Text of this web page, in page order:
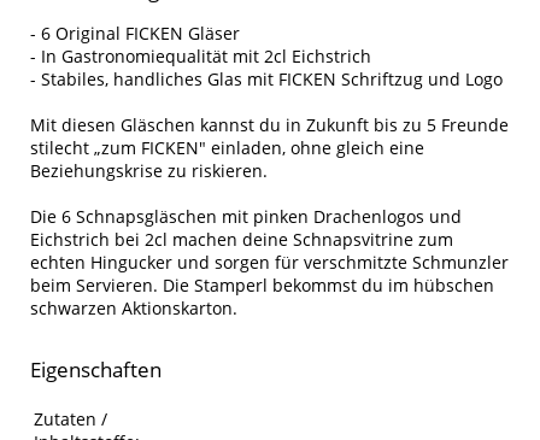
- 6 Original FICKEN Gläser
- In Gastronomiequalität mit 2cl Eichstrich
- Stabiles, handliches Glas mit FICKEN Schriftzug und Logo
Mit diesen Gläschen kannst du in Zukunft bis zu 5 Freunde
stilecht „zum FICKEN" einladen, ohne gleich eine
Beziehungskrise zu riskieren.
Die 6 Schnapsgläschen mit pinken Drachenlogos und
Eichstrich bei 2cl machen deine Schnapsvitrine zum
echten Hingucker und sorgen für verschmitzte Schmunzler
beim Servieren. Die Stamperl bekommst du im hübschen
schwarzen Aktionskarton.
Eigenschaften
Eigenschaften des Produkts
Eigenschaft
Zutaten /